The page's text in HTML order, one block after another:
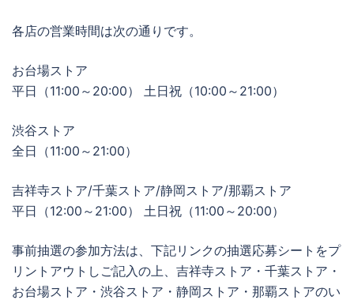
各店の営業時間は次の通りです。
お台場ストア
平日（11:00～20:00） 土日祝（10:00～21:00）
渋谷ストア
全日（11:00～21:00）
吉祥寺ストア/千葉ストア/静岡ストア/那覇ストア
平日（12:00～21:00） 土日祝（11:00～20:00）
事前抽選の参加方法は、下記リンクの抽選応募シートをプ
リントアウトしご記入の上、吉祥寺ストア・千葉ストア・
お台場ストア・渋谷ストア・静岡ストア・那覇ストアのい